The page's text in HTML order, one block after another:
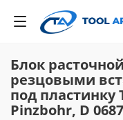
Блок
резцовыми
под
Pinzbohr, D